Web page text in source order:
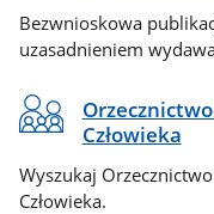
Bezwnioskowa
uzasadnieniem
Człowieka
Wyszukaj
Człowieka.